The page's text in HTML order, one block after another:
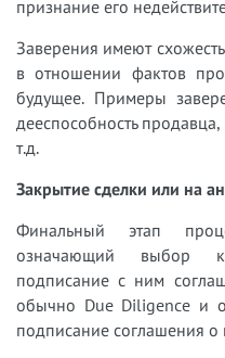
признание его
Заверения имеют
в отношении фактов
будущее. Примеры
дееспособность
т.д.
Закрытие сделки или на
Финальный этап
означающий выбор
подписание с ним
обычно Due Diligence и
подписание соглашения о